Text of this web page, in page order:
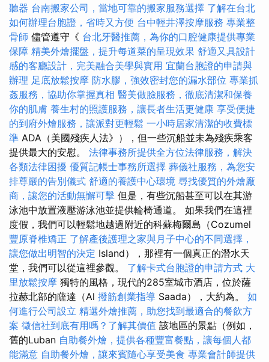
聽器 台南搬家公司，當地可靠的搬家服務選擇 了解在台北
如何辦理台胞證，省時又方便 台中輕井澤按摩服務 專業整
骨師 儘管遵守《 台北牙醫推薦，為你的口腔健康提供專業
保障 精美外燴擺盤，提升每道菜的呈現效果 舒適又具設計
感的客廳設計，完美融合美學與實用 宜蘭台胞證的申請與
辦理 足底放鬆按摩 防水膠，強效密封您的漏水部位 專業抓
姦服務，協助你掌握真相 醫美做臉服務，徹底清潔和保養
你的肌膚 養生村的照護服務，讓長者生活更健康 享受便捷
的到府外燴服務，讓派對更輕鬆 一小時居家清潔的收費標
準 ADA（美國殘疾人法》），但一些沉船並未為殘疾乘客
提供最大的安慰。 法律事務所提供全方位法律服務，解決
各類法律困擾 優質記帳士事務所選擇 葬儀社服務，為您安
排尊嚴的告別儀式 舒適的養護中心環境 尋找優質的外燴廠
商，讓您的活動無懈可擊 但是，有些沉船甚至可以在其游
泳池中放置液壓游泳池並提供輪椅通道。 如果我們在這裡
度假，我們可以輕鬆地越過附近的科蘇梅爾島（Cozumel
豐原脊椎矯正 了解產後護理之家與月子中心的不同選擇，
讓您做出明智的決定 Island），那裡有一個真正的潛水天
堂，我們可以從這裡參觀。 了解卡式台胞證的申請方式 大
里放鬆按摩 獨特的風格，現代的285室城市酒店，位於薩
拉赫北部的薩達（Al 撥筋創業指導 Saada），大約為。 如
何進行公司設立 精選外燴推薦，助您找到最適合的餐飲方
案 徵信社到底有用嗎？了解其價值 該地區的景點（例如，
舊的Luban 自助餐外燴，提供各種豐富餐點，讓每個人都
能滿意 自助餐外燴，讓來賓隨心享受美食 專業會計師提供